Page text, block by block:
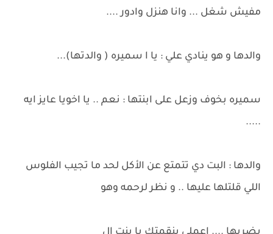
مفيش شغل ... وانا هنزل وادور ....
والدها و هو ينادي علي : يا ا سميره ( والدتها)...
سميره بخوف وزعل على ابنتها : نعم .. يا اخويا عايز ايه
.....
والدها : البت دي تتمتع عن الأكل لحد ما تجيب الفلوس
اللي قلتلها عليها .. و نظر لرحمه وهو